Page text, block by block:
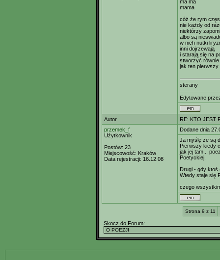
ma ma
mama
cóż że rym
nie każdy od
niektórzy
albo są
w nich nutki
inni dojrzewają
i starają się na
stworzyć równie
jak ten pierwszy
sterany
Edytowane
Autor
RE: KTO JEST
przemek_f
Użytkownik
Postów: 23
Miejscowość: Kraków
Data rejestracji: 16.12.08
Dodane dnia
Ja myślę że są
Pierwszy kiedy
jak jej tam...
Poetyckiej.
Drugi - gdy ktoś
Wtedy staje się
czego
Strona 9 z 11
Skocz do Forum: